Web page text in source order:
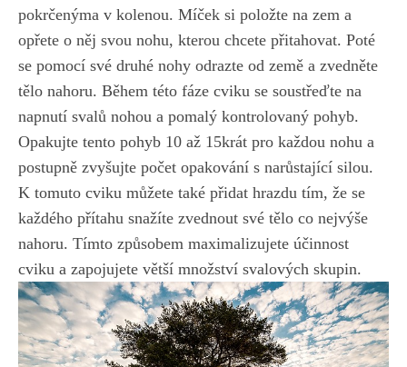
pokrčenýma v kolenou. Míček si položte na zem a
opřete o něj svou nohu, kterou⁤ chcete přitahovat. Poté
se ⁤pomocí ⁤své druhé⁣ nohy odrazte od země a zvedněte
tělo nahoru. Během této fáze cviku se soustřeďte na
napnutí svalů ​nohou ‍a pomalý kontrolovaný pohyb.
Opakujte tento ‌pohyb 10 až‌ 15krát pro každou‍ nohu a
postupně zvyšujte počet opakování s narůstající silou.
K‍ tomuto cviku můžete také přidat hrazdu tím,​ že se
každého přítahu snažíte​ zvednout ‍své tělo co ​nejvýše‌
nahoru. Tímto způsobem ⁢maximalizujete účinnost
cviku a zapojujete větší množství svalových ‌skupin.